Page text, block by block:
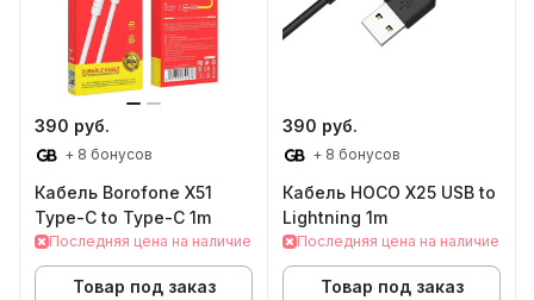
390 руб.
+ 8 бонусов
Кабель Borofone X51
Type-C to Type-C 1m
Последняя цена на наличие
Товар под заказ
390 руб.
+ 8 бонусов
Кабель HOCO X25 USB to
Lightning 1m
Последняя цена на наличие
Товар под заказ